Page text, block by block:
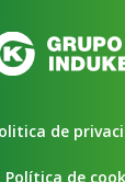
de
Política de